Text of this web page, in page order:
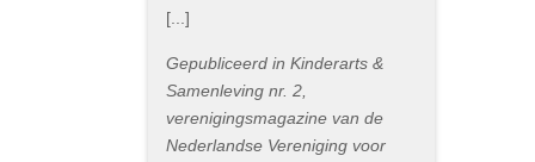
[...]
Gepubliceerd in Kinderarts &
Samenleving nr. 2,
verenigingsmagazine van de
Nederlandse Vereniging voor